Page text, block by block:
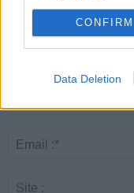
CONFIRM
Data Deletion